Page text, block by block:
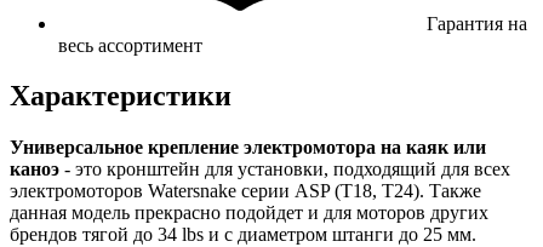
Гарантия на
весь ассортимент
Характеристики
Универсальное крепление электромотора на каяк или
каноэ - это кронштейн для установки, подходящий для всех
электромоторов Watersnake серии ASP (Т18, Т24). Также
данная модель прекрасно подойдет и для моторов других
брендов тягой до 34 lbs и с диаметром штанги до 25 мм.